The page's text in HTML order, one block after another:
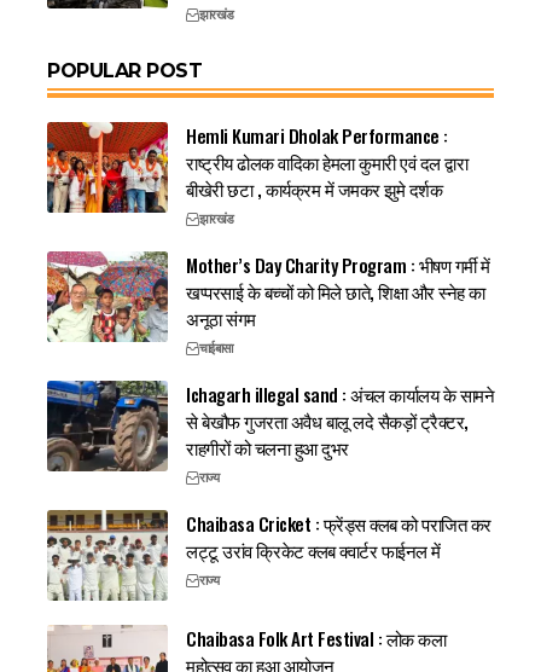
झारखंड
POPULAR POST
Hemli Kumari Dholak Performance :
राष्ट्रीय ढोलक वादिका हेमला कुमारी एवं दल द्वारा
बीखेरी छटा , कार्यक्रम में जमकर झुमे दर्शक
झारखंड
Mother’s Day Charity Program : भीषण गर्मी में
खप्परसाई के बच्चों को मिले छाते, शिक्षा और स्नेह का
अनूठा संगम
चाईबासा
Ichagarh illegal sand : अंचल कार्यालय के सामने
से बेखौफ गुजरता अवैध बालू लदे सैकड़ों ट्रैक्टर,
राहगीरों को चलना हुआ दुभर
राज्य
Chaibasa Cricket : फ्रेंड्स क्लब को पराजित कर
लट्टू उरांव क्रिकेट क्लब क्वार्टर फाईनल में
राज्य
Chaibasa Folk Art Festival : लोक कला
महोत्सव का हुआ आयोजन